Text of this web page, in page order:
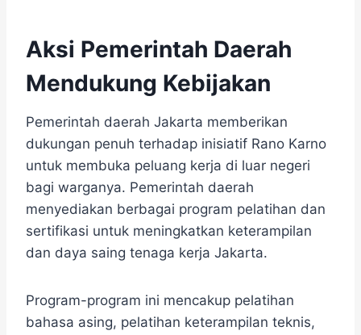
Aksi Pemerintah Daerah
Mendukung Kebijakan
Pemerintah daerah Jakarta memberikan
dukungan penuh terhadap inisiatif Rano Karno
untuk membuka peluang kerja di luar negeri
bagi warganya. Pemerintah daerah
menyediakan berbagai program pelatihan dan
sertifikasi untuk meningkatkan keterampilan
dan daya saing tenaga kerja Jakarta.
Program-program ini mencakup pelatihan
bahasa asing, pelatihan keterampilan teknis,